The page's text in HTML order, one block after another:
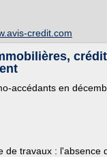
credit.com
accédants en
de travaux : l'absence